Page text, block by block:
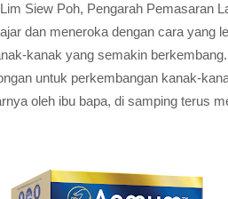
Siew Poh, Pengarah Pemasaran
dan meneroka dengan cara yang
kanak yang semakin
untuk perkembangan kanak-
oleh ibu bapa, di samping terus